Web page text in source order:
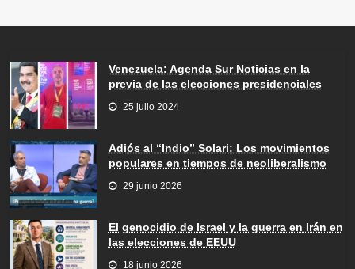
Venezuela: Agenda Sur Noticias en la
previa de las elecciones presidenciales
25 julio 2024
Adiós al “Indio” Solari: Los movimientos
populares en tiempos de neoliberalismo
29 junio 2026
El genocidio de Israel y la guerra en Irán en
las elecciones de EEUU
18 junio 2026